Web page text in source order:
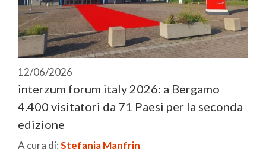
12/06/2026
interzum forum italy 2026: a Bergamo
4.400 visitatori da 71 Paesi per la seconda
edizione
A cura di:Stefania Manfrin